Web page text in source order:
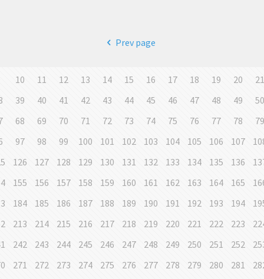
Prev page
10 11 12 13 14 15 16 17 18 19 20
21
39 40 41 42 43 44 45 46 47 48 49
50
68 69 70 71 72 73 74 75 76 77 78
79
97 98 99 100 101 102 103 104 105 106 107
126 127 128 129 130 131 132 133 134 135 136
155 156 157 158 159 160 161 162 163 164 165
184 185 186 187 188 189 190 191 192 193 194
213 214 215 216 217 218 219 220 221 222 223
242 243 244 245 246 247 248 249 250 251 252
271 272 273 274 275 276 277 278 279 280 281